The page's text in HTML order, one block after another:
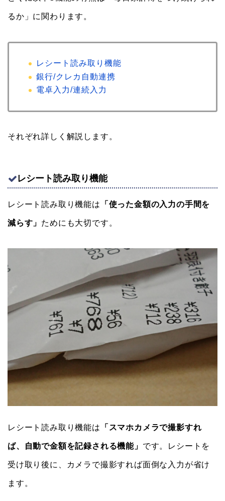
るか」に関わります。
レシート読み取り機能
銀行/クレカ自動連携
電卓入力/連続入力
それぞれ詳しく解説します。
レシート読み取り機能
レシート読み取り機能は 「使った金額の入力の手間を
減らす」 ためにも大切です。
レシート読み取り機能は 「スマホカメラで撮影すれ
ば、自動で金額を記録される機能」 です。レシートを
受け取り後に、カメラで撮影すれば面倒な入力が省け
ます。